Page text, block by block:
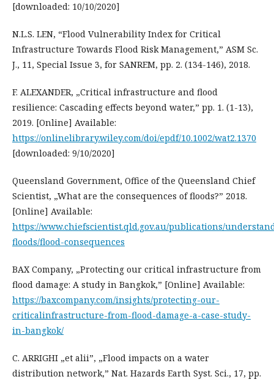
[downloaded: 10/10/2020]
N.L.S. LEN, “Flood Vulnerability Index for Critical
Infrastructure Towards Flood Risk Management,” ASM Sc.
J., 11, Special Issue 3, for SANREM, pp. 2. (134-146), 2018.
F. ALEXANDER, „Critical infrastructure and flood
resilience: Cascading effects beyond water,” pp. 1. (1-13),
2019. [Online] Available:
https://onlinelibrary.wiley.com/doi/epdf/10.1002/wat2.1370
[downloaded: 9/10/2020]
Queensland Government, Office of the Queensland Chief
Scientist, „What are the consequences of floods?” 2018.
[Online] Available:
https://www.chiefscientist.qld.gov.au/publications/
floods/flood-consequences
BAX Company, „Protecting our critical infrastructure from
flood damage: A study in Bangkok,” [Online] Available:
https://baxcompany.com/insights/protecting-our-
criticalinfrastructure-from-flood-damage-a-case-study-
in-bangkok/
C. ARRIGHI „et alii”, „Flood impacts on a water
distribution network,” Nat. Hazards Earth Syst. Sci., 17, pp.